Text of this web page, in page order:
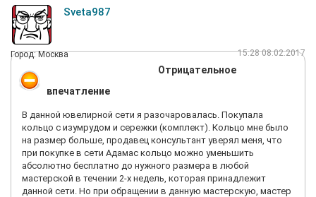
Sveta987
Город: Москва 15:28 08.02.2017
Отрицательное
впечатление
В данной ювелирной сети я разочаровалась. Покупала
кольцо с изумрудом и сережки (комплект). Кольцо мне было
на размер больше, продавец консультант уверял меня, что
при покупке в сети Адамас кольцо можно уменьшить
абсолютно бесплатно до нужного размера в любой
мастерской в течении 2-х недель, которая принадлежит
данной сети. Но при обращении в данную мастерскую, мастер